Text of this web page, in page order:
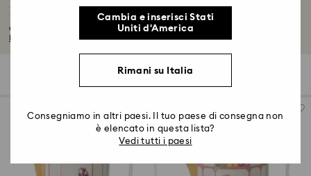
Bicchieri di cristallo e arredo tavola
Celebra l’arte della tavola grazie ai nostri articoli realizzati con cristalli...
Filtri
per
Cambia e inserisci Stati
Uniti d'America
Rimani su Italia
Consegniamo in altri paesi. Il tuo paese di consegna non
è elencato in questa lista?
Vedi tutti i paesi